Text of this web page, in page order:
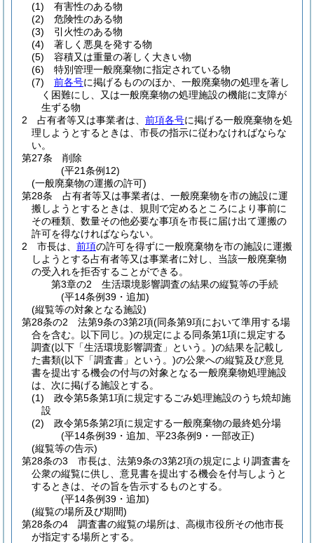
(1)
有害性のある物
(2)
危険性のある物
(3)
引火性のある物
(4)
著しく悪臭を発する物
(5)
容積又は重量の著しく大きい物
(6)
特別管理一般廃棄物に指定されている物
(7)
前各号に掲げるもののほか、一般廃棄物の処理を著し
く困難にし、又は一般廃棄物の処理施設の機能に支障が
生ずる物
2
占有者等又は事業者は、 前項各号に掲げる一般廃棄物を処
理しようとするときは、市長の指示に従わなければならな
い。
第27条
削除
(平21条例12)
(一般廃棄物の運搬の許可)
第28条
占有者等又は事業者は、一般廃棄物を市の施設に運
搬しようとするときは、規則で定めるところにより事前に
その種類、数量その他必要な事項を市長に届け出て運搬の
許可を得なければならない。
2
市長は、 前項の許可を得ずに一般廃棄物を市の施設に運搬
しようとする占有者等又は事業者に対し、当該一般廃棄物
の受入れを拒否することができる。
第3章の2
生活環境影響調査の結果の縦覧等の手続
(平14条例39・追加)
(縦覧等の対象となる施設)
第28条の2
法第9条の3第2項(同条第9項において準用する場
合を含む。以下同じ。)の規定による同条第1項に規定する
調査(以下「生活環境影響調査」という。)の結果を記載し
た書類(以下「調査書」という。)の公衆への縦覧及び意見
書を提出する機会の付与の対象となる一般廃棄物処理施設
は、次に掲げる施設とする。
(1)
政令第5条第1項に規定するごみ処理施設のうち焼却施
設
(2)
政令第5条第2項に規定する一般廃棄物の最終処分場
(平14条例39・追加、平23条例9・一部改正)
(縦覧等の告示)
第28条の3
市長は、法第9条の3第2項の規定により調査書を
公衆の縦覧に供し、意見書を提出する機会を付与しようと
するときは、その旨を告示するものとする。
(平14条例39・追加)
(縦覧の場所及び期間)
第28条の4
調査書の縦覧の場所は、高槻市役所その他市長
が指定する場所とする。